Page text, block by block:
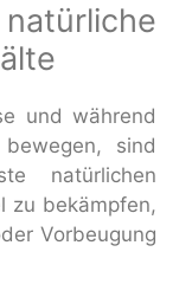
und während
sind
natürlichen
zu bekämpfen,
Vorbeugung